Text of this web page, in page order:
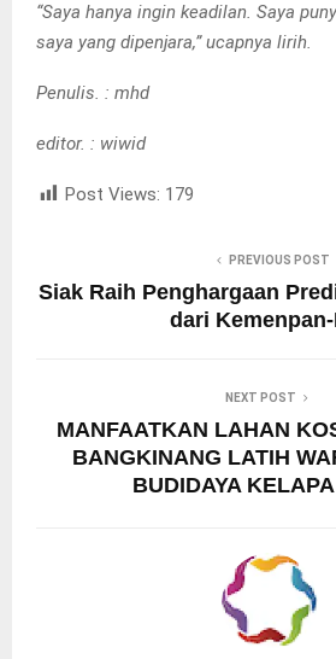
“Saya hanya ingin keadilan. Saya
saya yang dipenjara,” ucapnya lirih.
Penulis. : mhd
editor. : wiwid
Post Views: 179
PREVIOUS POST
Siak Raih Penghargaan
dari
NEXT POST
MANFAATKAN LAHAN
BANGKINANG LATIH
BUDIDAYA